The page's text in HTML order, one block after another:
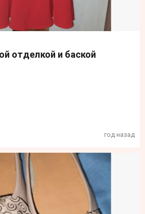
отделкой и баской
год назад